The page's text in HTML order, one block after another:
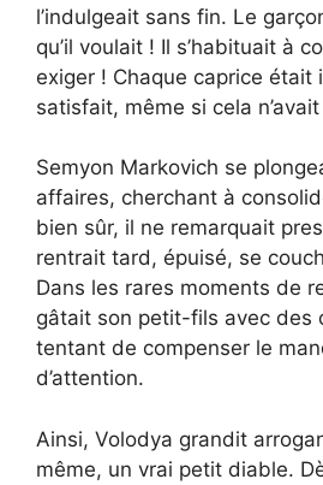
l’indulgeait sans fin. Le
qu’il voulait ! Il s’habituait à
exiger ! Chaque caprice était
satisfait, même si cela
Semyon Markovich se
affaires, cherchant à
bien sûr, il ne remarquait
rentrait tard, épuisé, se
Dans les rares moments de
gâtait son petit-fils avec des
tentant de compenser le
d’attention.
Ainsi, Volodya grandit
même, un vrai petit diable.